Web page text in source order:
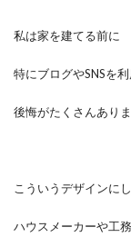
私は家を建てる前に
特にブログやSNSを
後悔がたくさんありま
こういうデザインに
ハウスメーカーや工